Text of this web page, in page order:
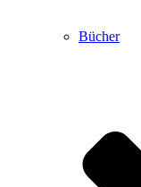
Bücher